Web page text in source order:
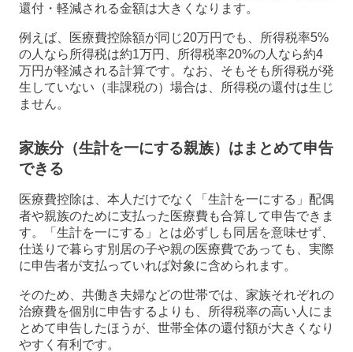
還付・軽減される金額は大きくなります。
例えば、医療費控除額が同じ20万円でも、所得税率5%
の人なら所得税は約1万円、所得税率20%の人なら約4
万円が軽減される計算です。なお、そもそも所得税が発
生していない（非課税の）場合は、所得税の還付は生じ
ません。
家族分（生計を一にする親族）はまとめて申告
できる
医療費控除は、本人だけでなく「生計を一にする」配偶
者や親族のために支払った医療費も合算して申告できま
す。「生計を一にする」とは必ずしも同居を意味せず、
仕送りで暮らす別居の子や親の医療費であっても、実際
に申告者が支払っていれば対象に含められます。
そのため、共働き夫婦などの世帯では、家族それぞれの
治療費を個別に申告するよりも、所得税率の高い人にま
とめて申告したほうが、世帯全体の還付額が大きくなり
やすく有利です。